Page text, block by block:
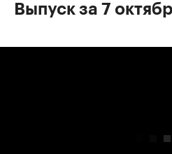
Выпуск за 7